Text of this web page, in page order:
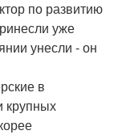
по развитию
уже
унесли - он
в
крупных